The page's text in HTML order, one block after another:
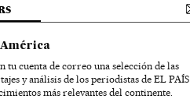
tu cuenta de correo una selección de las
y análisis de los periodistas de EL PAÍS
más relevantes del continente.